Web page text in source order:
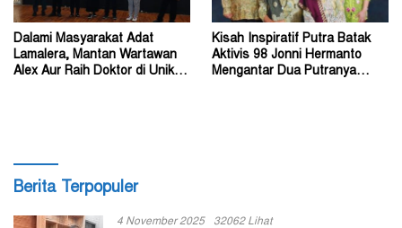
Dalami Masyarakat Adat
Lamalera, Mantan Wartawan
Alex Aur Raih Doktor di Unika
Kisah Inspiratif Putra Batak
Aktivis 98 Jonni Hermanto
Mengantar Dua Putranya
Berita Terpopuler
4 November 2025 32062 Lihat